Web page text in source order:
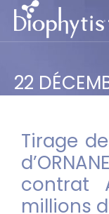
22
Tirage
contrat
millions